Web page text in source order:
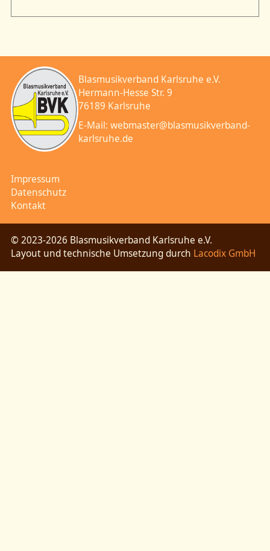
Blasmusikverband Karlsruhe e.V.
Hermann-Hesse Str. 9
76189 Karlsruhe
E-Mail:webmaster@blasmusikverband-
karlsruhe.de
Impressum
Datenschutz
Kontakt
© 2023-2026 Blasmusikverband Karlsruhe e.V.
Layout und technische Umsetzung durch Lacodix GmbH